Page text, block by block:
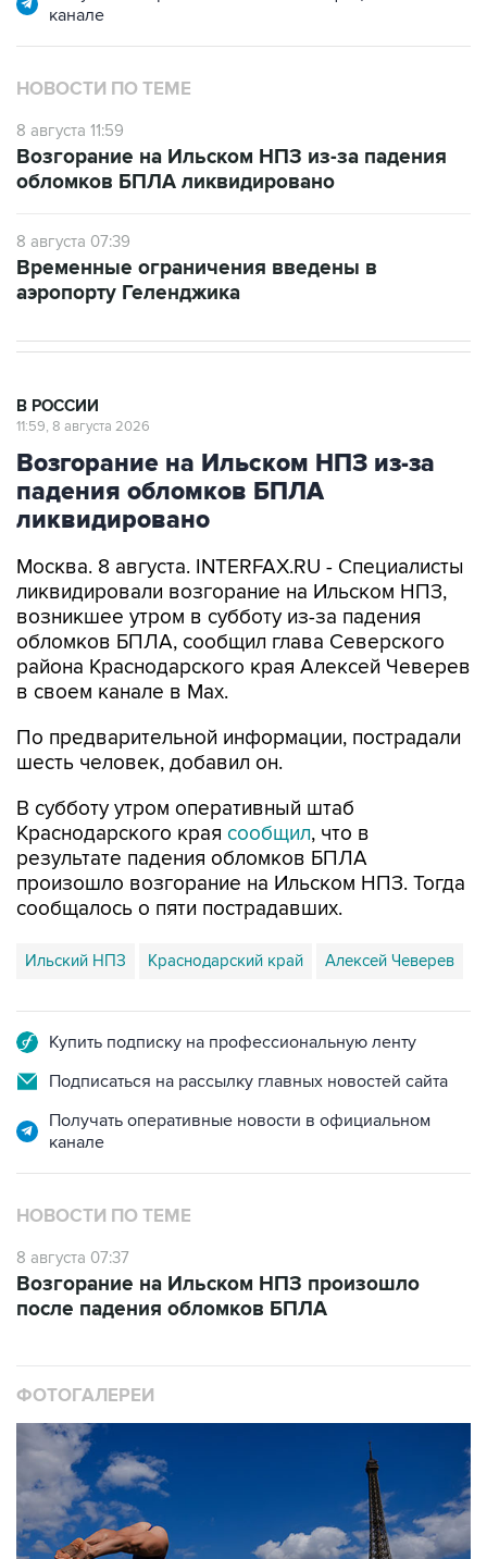
канале
НОВОСТИ ПО ТЕМЕ
8 августа 11:59
Возгорание на Ильском НПЗ из-за падения
обломков БПЛА ликвидировано
8 августа 07:39
Временные ограничения введены в
аэропорту Геленджика
В РОССИИ
11:59, 8 августа 2026
Возгорание на Ильском НПЗ из-за
падения обломков БПЛА
ликвидировано
Москва. 8 августа. INTERFAX.RU - Специалисты
ликвидировали возгорание на Ильском НПЗ,
возникшее утром в субботу из-за падения
обломков БПЛА, сообщил глава Северского
района Краснодарского края Алексей Чеверев
в своем канале в Max.
По предварительной информации, пострадали
шесть человек, добавил он.
В субботу утром оперативный штаб
Краснодарского края сообщил, что в
результате падения обломков БПЛА
произошло возгорание на Ильском НПЗ. Тогда
сообщалось о пяти пострадавших.
Ильский НПЗ Краснодарский край Алексей Чеверев
Купить подписку на профессиональную ленту
Подписаться на рассылку главных новостей сайта
Получать оперативные новости в официальном
канале
НОВОСТИ ПО ТЕМЕ
8 августа 07:37
Возгорание на Ильском НПЗ произошло
после падения обломков БПЛА
ФОТОГАЛЕРЕИ